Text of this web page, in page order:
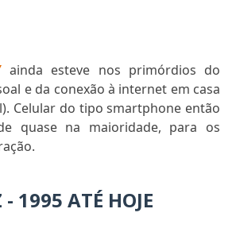
ainda esteve nos primórdios do
e da conexão à internet em casa
Celular do tipo smartphone então
quase na maioridade, para os
- 1995 ATÉ HOJE